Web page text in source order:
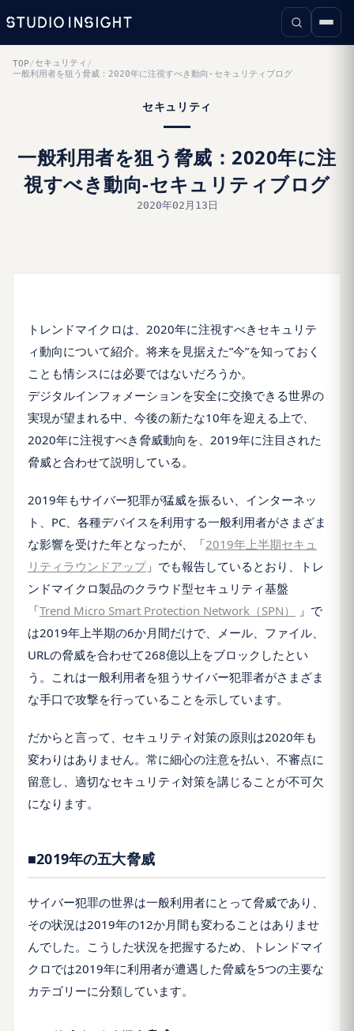
TOP /セキュリティ /
一般利用者を狙う脅威：2020年に注視すべき動向-セキュリティブログ
セキュリティ
一般利用者を狙う脅威：2020年に注
視すべき動向-セキュリティブログ
2020年02月13日
トレンドマイクロは、2020年に注視すべきセキュリテ
ィ動向について紹介。将来を見据えた”今”を知っておく
ことも情シスには必要ではないだろうか。
デジタルインフォメーションを安全に交換できる世界の
実現が望まれる中、今後の新たな10年を迎える上で、
2020年に注視すべき脅威動向を、2019年に注目された
脅威と合わせて説明している。
2019年もサイバー犯罪が猛威を振るい、インターネッ
ト、PC、各種デバイスを利用する一般利用者がさまざま
な影響を受けた年となったが、「2019年上半期セキュ
リティラウンドアップ」でも報告しているとおり、トレ
ンドマイクロ製品のクラウド型セキュリティ基盤
「Trend Micro Smart Protection Network（SPN）
」で
は2019年上半期の6か月間だけで、メール、ファイル、
URLの脅威を合わせて268億以上をブロックしたとい
う。これは一般利用者を狙うサイバー犯罪者がさまざま
な手口で攻撃を行っていることを示しています。
だからと言って、セキュリティ対策の原則は2020年も
変わりはありません。常に細心の注意を払い、不審点に
留意し、適切なセキュリティ対策を講じることが不可欠
になります。
■2019年の五大脅威
サイバー犯罪の世界は一般利用者にとって脅威であり、
その状況は2019年の12か月間も変わることはありませ
んでした。こうした状況を把握するため、トレンドマイ
クロでは2019年に利用者が遭遇した脅威を5つの主要な
カテゴリーに分類しています。